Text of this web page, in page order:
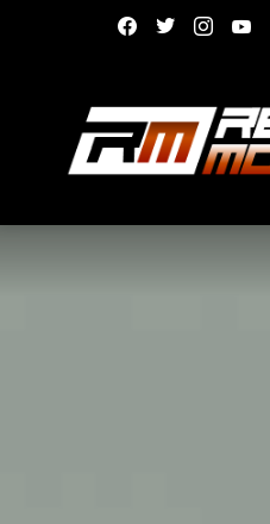
facebooktwitterinstagram